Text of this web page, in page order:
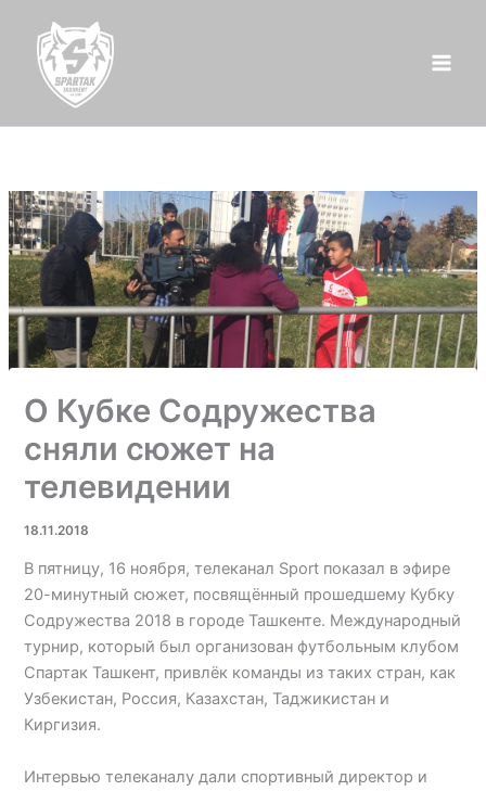
содержимому
О Кубке Содружества
сняли сюжет на
телевидении
18.11.2018
В пятницу, 16 ноября, телеканал Sport показал в эфире
20-минутный сюжет, посвящённый прошедшему Кубку
Содружества 2018 в городе Ташкенте. Международный
турнир, который был организован футбольным клубом
Спартак Ташкент, привлёк команды из таких стран, как
Узбекистан, Россия, Казахстан, Таджикистан и
Киргизия.
Интервью телеканалу дали спортивный директор и